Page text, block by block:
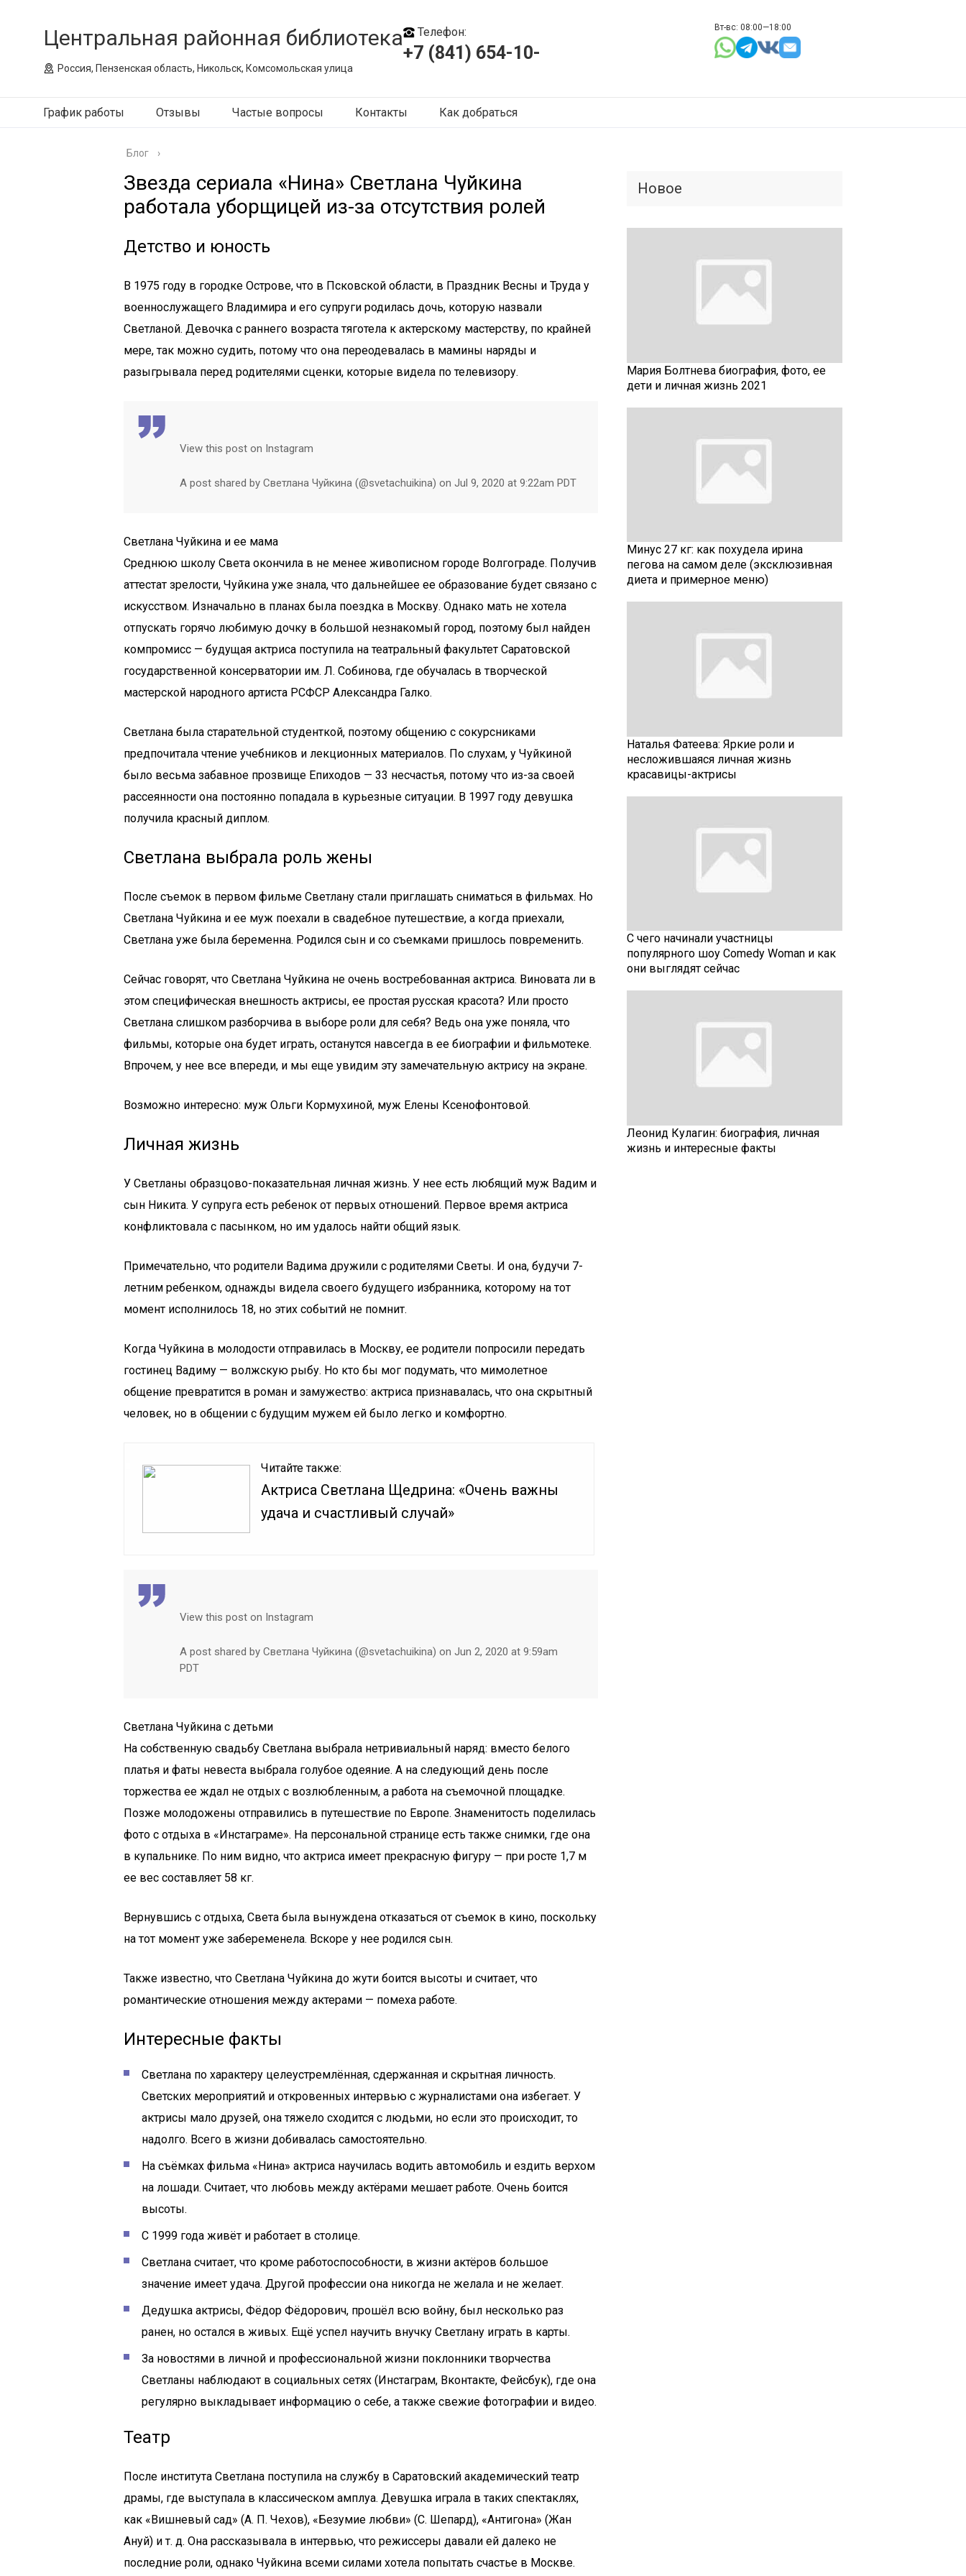
Центральная районная библиотека
Россия, Пензенская область, Никольск, Комсомольская улица
Телефон:
+7 (841) 654-10-
Вт-вс: 08:00—18:00
График работы Отзывы Частые вопросы Контакты Как добраться
Блог ›
Звезда сериала «Нина» Светлана Чуйкина
работала уборщицей из-за отсутствия ролей
Детство и юность
В 1975 году в городке Острове, что в Псковской области, в Праздник Весны и Труда у
военнослужащего Владимира и его супруги родилась дочь, которую назвали
Светланой. Девочка с раннего возраста тяготела к актерскому мастерству, по крайней
мере, так можно судить, потому что она переодевалась в мамины наряды и
разыгрывала перед родителями сценки, которые видела по телевизору.
View this post on Instagram
A post shared by Светлана Чуйкина (@svetachuikina) on Jul 9, 2020 at 9:22am PDT
Светлана Чуйкина и ее мама
Среднюю школу Света окончила в не менее живописном городе Волгограде. Получив
аттестат зрелости, Чуйкина уже знала, что дальнейшее ее образование будет связано с
искусством. Изначально в планах была поездка в Москву. Однако мать не хотела
отпускать горячо любимую дочку в большой незнакомый город, поэтому был найден
компромисс — будущая актриса поступила на театральный факультет Саратовской
государственной консерватории им. Л. Собинова, где обучалась в творческой
мастерской народного артиста РСФСР Александра Галко.
Светлана была старательной студенткой, поэтому общению с сокурсниками
предпочитала чтение учебников и лекционных материалов. По слухам, у Чуйкиной
было весьма забавное прозвище Епиходов — 33 несчастья, потому что из-за своей
рассеянности она постоянно попадала в курьезные ситуации. В 1997 году девушка
получила красный диплом.
Светлана выбрала роль жены
После съемок в первом фильме Светлану стали приглашать сниматься в фильмах. Но
Светлана Чуйкина и ее муж поехали в свадебное путешествие, а когда приехали,
Светлана уже была беременна. Родился сын и со съемками пришлось повременить.
Сейчас говорят, что Светлана Чуйкина не очень востребованная актриса. Виновата ли в
этом специфическая внешность актрисы, ее простая русская красота? Или просто
Светлана слишком разборчива в выборе роли для себя? Ведь она уже поняла, что
фильмы, которые она будет играть, останутся навсегда в ее биографии и фильмотеке.
Впрочем, у нее все впереди, и мы еще увидим эту замечательную актрису на экране.
Возможно интересно: муж Ольги Кормухиной, муж Елены Ксенофонтовой.
Личная жизнь
У Светланы образцово-показательная личная жизнь. У нее есть любящий муж Вадим и
сын Никита. У супруга есть ребенок от первых отношений. Первое время актриса
конфликтовала с пасынком, но им удалось найти общий язык.
Примечательно, что родители Вадима дружили с родителями Светы. И она, будучи 7-
летним ребенком, однажды видела своего будущего избранника, которому на тот
момент исполнилось 18, но этих событий не помнит.
Когда Чуйкина в молодости отправилась в Москву, ее родители попросили передать
гостинец Вадиму — волжскую рыбу. Но кто бы мог подумать, что мимолетное
общение превратится в роман и замужество: актриса признавалась, что она скрытный
человек, но в общении с будущим мужем ей было легко и комфортно.
Читайте также:
Актриса Светлана Щедрина: «Очень важны
удача и счастливый случай»
View this post on Instagram
A post shared by Светлана Чуйкина (@svetachuikina) on Jun 2, 2020 at 9:59am
PDT
Светлана Чуйкина с детьми
На собственную свадьбу Светлана выбрала нетривиальный наряд: вместо белого
платья и фаты невеста выбрала голубое одеяние. А на следующий день после
торжества ее ждал не отдых с возлюбленным, а работа на съемочной площадке.
Позже молодожены отправились в путешествие по Европе. Знаменитость поделилась
фото с отдыха в «Инстаграме». На персональной странице есть также снимки, где она
в купальнике. По ним видно, что актриса имеет прекрасную фигуру — при росте 1,7 м
ее вес составляет 58 кг.
Вернувшись с отдыха, Света была вынуждена отказаться от съемок в кино, поскольку
на тот момент уже забеременела. Вскоре у нее родился сын.
Также известно, что Светлана Чуйкина до жути боится высоты и считает, что
романтические отношения между актерами — помеха работе.
Интересные факты
Светлана по характеру целеустремлённая, сдержанная и скрытная личность.
Светских мероприятий и откровенных интервью с журналистами она избегает. У
актрисы мало друзей, она тяжело сходится с людьми, но если это происходит, то
надолго. Всего в жизни добивалась самостоятельно.
На съёмках фильма «Нина» актриса научилась водить автомобиль и ездить верхом
на лошади. Считает, что любовь между актёрами мешает работе. Очень боится
высоты.
С 1999 года живёт и работает в столице.
Светлана считает, что кроме работоспособности, в жизни актёров большое
значение имеет удача. Другой профессии она никогда не желала и не желает.
Дедушка актрисы, Фёдор Фёдорович, прошёл всю войну, был несколько раз
ранен, но остался в живых. Ещё успел научить внучку Светлану играть в карты.
За новостями в личной и профессиональной жизни поклонники творчества
Светланы наблюдают в социальных сетях (Инстаграм, Вконтакте, Фейсбук), где она
регулярно выкладывает информацию о себе, а также свежие фотографии и видео.
Театр
После института Светлана поступила на службу в Саратовский академический театр
драмы, где выступала в классическом амплуа. Девушка играла в таких спектаклях,
как «Вишневый сад» (А. П. Чехов), «Безумие любви» (С. Шепард), «Антигона» (Жан
Ануй) и т. д. Она рассказывала в интервью, что режиссеры давали ей далеко не
последние роли, однако Чуйкина всеми силами хотела попытать счастье в Москве.
Новое
Мария Болтнева биография, фото, ее
дети и личная жизнь 2021
Минус 27 кг: как похудела ирина
пегова на самом деле (эксклюзивная
диета и примерное меню)
Наталья Фатеева: Яркие роли и
несложившаяся личная жизнь
красавицы-актрисы
С чего начинали участницы
популярного шоу Comedy Woman и как
они выглядят сейчас
Леонид Кулагин: биография, личная
жизнь и интересные факты